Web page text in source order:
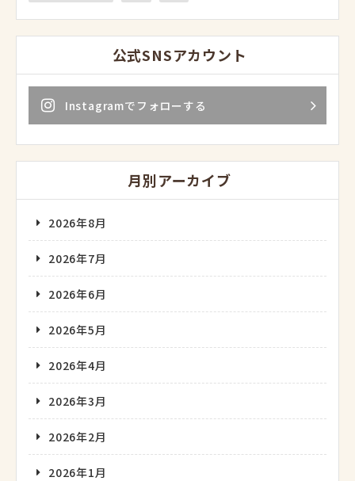
公式SNSアカウント
Instagramでフォローする
月別アーカイブ
2026年8月
2026年7月
2026年6月
2026年5月
2026年4月
2026年3月
2026年2月
2026年1月